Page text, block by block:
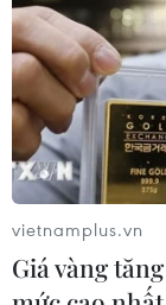
TIN CÙNG
Lâm Đồng vào
vietnamplus.vn
Giá vàng